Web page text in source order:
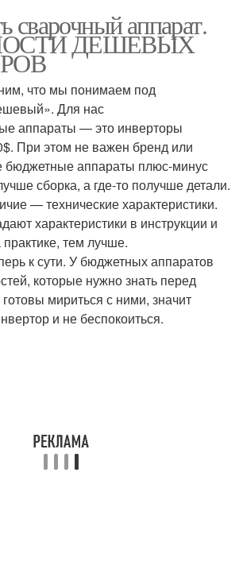
сварочный аппарат.
ДЕШЕВЫХ
что мы понимаем под
Для нас
аппараты — это инверторы
При этом не важен бренд или
бюджетные аппараты плюс-минус
сборка, а где-то получше детали.
— технические характеристики.
характеристики в инструкции и
практике, тем лучше.
к сути. У бюджетных аппаратов
которые нужно знать перед
мириться с ними, значит
и не беспокоиться.